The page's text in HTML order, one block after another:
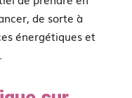
de sorte à
énergétiques et